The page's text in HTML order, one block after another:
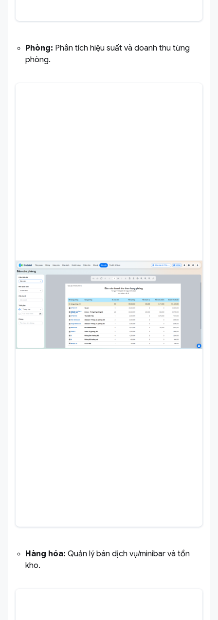
Phòng: Phân tích hiệu suất và doanh thu từng
phòng.
Hàng hóa: Quản lý bán dịch vụ/minibar và tồn
kho.